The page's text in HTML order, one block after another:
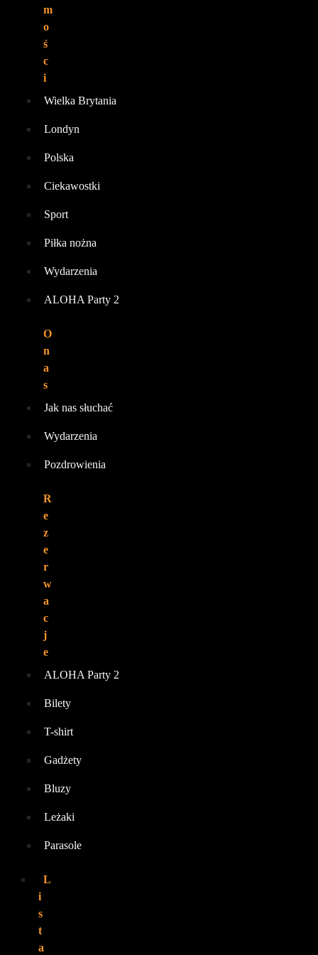
m
o
ś
c
i
Wielka Brytania
Londyn
Polska
Ciekawostki
Sport
Piłka nożna
Wydarzenia
ALOHA Party 2
O
n
a
s
Jak nas słuchać
Wydarzenia
Pozdrowienia
R
e
z
e
r
w
a
c
j
e
ALOHA Party 2
Bilety
T-shirt
Gadżety
Bluzy
Leżaki
Parasole
L
i
s
t
a